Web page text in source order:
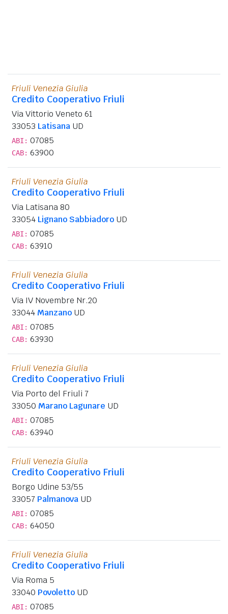
Friuli Venezia Giulia
Credito Cooperativo Friuli
Via Vittorio Veneto 61
33053 Latisana UD
ABI: 07085
CAB: 63900
Friuli Venezia Giulia
Credito Cooperativo Friuli
Via Latisana 80
33054 Lignano Sabbiadoro UD
ABI: 07085
CAB: 63910
Friuli Venezia Giulia
Credito Cooperativo Friuli
Via IV Novembre Nr.20
33044 Manzano UD
ABI: 07085
CAB: 63930
Friuli Venezia Giulia
Credito Cooperativo Friuli
Via Porto del Friuli 7
33050 Marano Lagunare UD
ABI: 07085
CAB: 63940
Friuli Venezia Giulia
Credito Cooperativo Friuli
Borgo Udine 53/55
33057 Palmanova UD
ABI: 07085
CAB: 64050
Friuli Venezia Giulia
Credito Cooperativo Friuli
Via Roma 5
33040 Povoletto UD
ABI: 07085